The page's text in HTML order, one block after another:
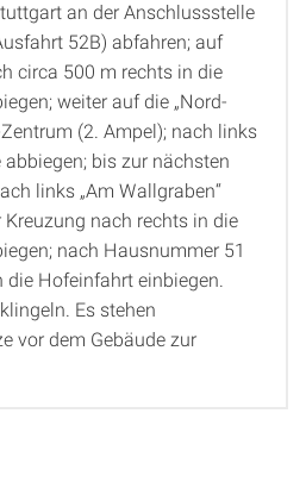
an der Anschlussstelle
52B) abfahren; auf
circa 500 m rechts in die
weiter auf die „Nord-
(2. Ampel); nach links
bis zur nächsten
links „Am Wallgraben“
nach rechts in die
nach Hausnummer 51
Hofeinfahrt einbiegen.
Es stehen
vor dem Gebäude zur